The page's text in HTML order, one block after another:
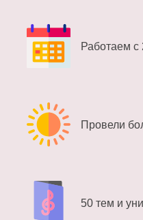
Работаем с
Провели
50 тем и